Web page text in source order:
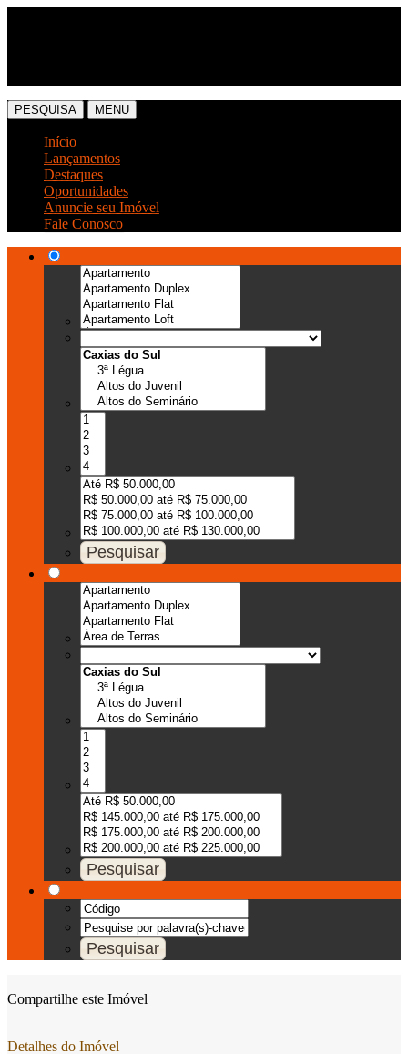
PESQUISA MENU
Início
Lançamentos
Destaques
Oportunidades
Anuncie seu Imóvel
Fale Conosco
Compartilhe este Imóvel
Detalhes do Imóvel